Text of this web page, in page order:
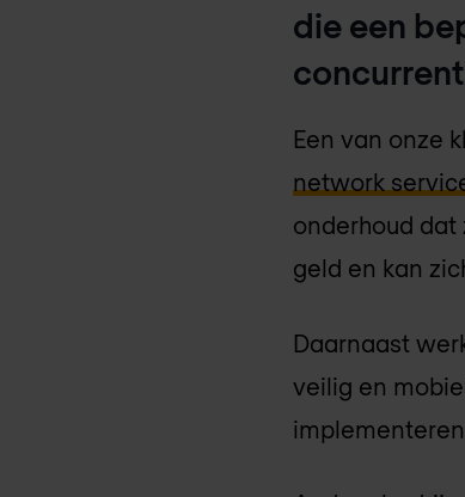
die een
Een van onze
network
onderhoud dat
geld en kan
Daarnaast
veilig en